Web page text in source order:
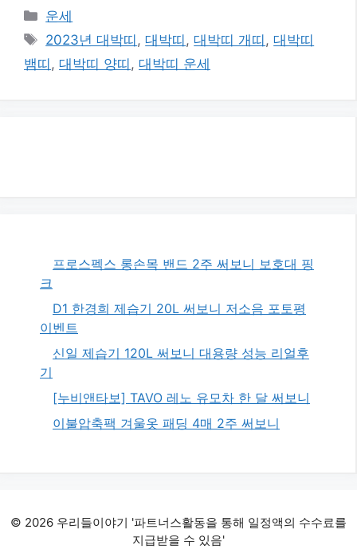
카
테
리
운세
태
그
2023년 대박띠 ,대박띠 ,대박띠 개띠 ,대박띠
뱀띠 , 대박띠 양띠 , 대박띠 운세
프로스펙스 롱손목 밴드 2주 써보니 보호대 핑
크
D1 한경희 제습기 20L 써보니 저소음 포토평
이벤트
신일 제습기 120L 써보니 대용량 성능 리얼후
기
[누비앤타보] TAVO 레노 유모차 한 달 써보니
이불압축팩 겨울옷 패딩 4매 2주 써보니
© 2026 우리들이야기 '파트너스활동을 통해 일정액의 수수료를
지급받을 수 있음'